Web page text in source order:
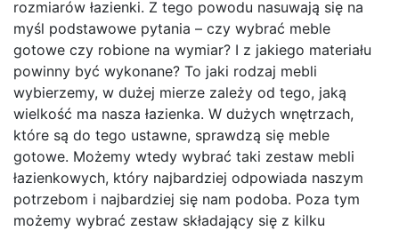
rozmiarów łazienki. Z tego powodu nasuwają się na
myśl podstawowe pytania – czy wybrać meble
gotowe czy robione na wymiar? I z jakiego materiału
powinny być wykonane? To jaki rodzaj mebli
wybierzemy, w dużej mierze zależy od tego, jaką
wielkość ma nasza łazienka. W dużych wnętrzach,
które są do tego ustawne, sprawdzą się meble
gotowe. Możemy wtedy wybrać taki zestaw mebli
łazienkowych, który najbardziej odpowiada naszym
potrzebom i najbardziej się nam podoba. Poza tym
możemy wybrać zestaw składający się z kilku